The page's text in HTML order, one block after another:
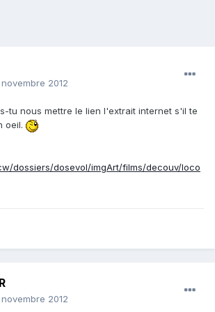
novembre 2012
tu nous mettre le lien l'extrait internet s'il te
oeil.
dossiers/dosevol/imgArt/films/decouv/loco
novembre 2012